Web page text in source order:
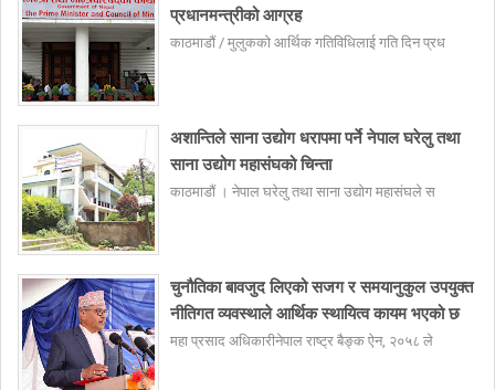
प्रधानमन्त्रीको आग्रह
काठमाडौं / मुलुकको आर्थिक गतिविधिलाई गति दिन प्रध
अशान्तिले साना उद्योग धरापमा पर्ने नेपाल घरेलु तथा
साना उद्योग महासंघको चिन्ता
काठमाडौं । नेपाल घरेलु तथा साना उद्योग महासंघले स
चुनौतिका बावजुद लिएको सजग र समयानुकुल उपयुक्त
नीतिगत व्यवस्थाले आर्थिक स्थायित्व कायम भएको छ
महा प्रसाद अधिकारीनेपाल राष्ट्र बैङ्क ऐन, २०५८ ले